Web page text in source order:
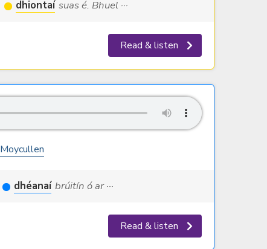
dhiontaí suas é. Bhuel ···
Read & listen
Moycullen
dhéanaí brúitín ó ar ···
Read & listen